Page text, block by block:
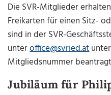
Die SVR-Mitglieder
Freikarten für einen Sitz-
sind in der SVR-
unteroffice@svried.at
Mitgliedsnummer
Jubiläum für